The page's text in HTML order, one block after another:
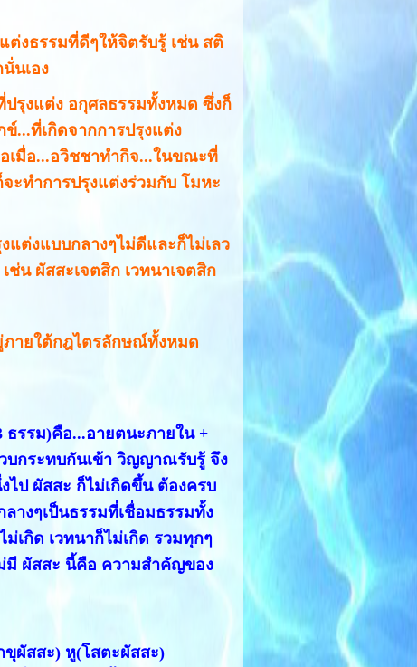
ต่งธรรมที่ดีๆให้จิตรับรู้ เช่น สติ
นเอง
ปรุงแต่ง อกุศลธรรมทั้งหมด ซึ่งก็
...ที่เกิดจากการปรุงแต่ง
เมื่อ...อวิชชาทำกิจ...ในขณะที่
ะทำการปรุงแต่งร่วมกับ โมหะ
แต่งแบบกลางๆไม่ดีและก็ไม่เลว
ช่น ผัสสะเจตสิก เวทนาเจตสิก
ภายใต้กฎไตรลักษณ์ทั้งหมด
ธรรม)คือ...อายตนะภายใน +
กระทบกันเข้า วิญญาณรับรู้ จึง
ไป ผัสสะ ก็ไม่เกิดขึ้น ต้องครบ
างๆเป็นธรรมที่เชื่อมธรรมทั้ง
เกิด เวทนาก็ไม่เกิด รวมทุกๆ
มี ผัสสะ นี้คือ ความสำคัญของ
ขุผัสสะ) หู(โสตะผัสสะ)